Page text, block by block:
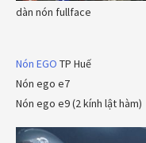
dàn nón fullface
Nón EGO TP Huế
Nón ego e7
Nón ego e9 (2 kính lật hàm)